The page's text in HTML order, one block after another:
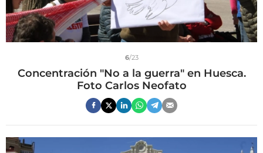
6/23
Concentración "No a la guerra" en Huesca.
Foto Carlos Neofato